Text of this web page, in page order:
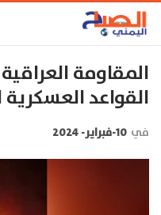
المقاومة
القواعد
في 10-فبراير- 2024